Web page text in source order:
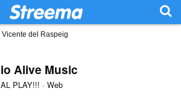
Vicente del Raspeig
Alive Music
PLAY!!! · Web